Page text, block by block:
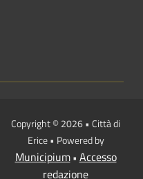
Copyright © 2026 • Città di
Erice • Powered by
Municipium• Accesso
redazione